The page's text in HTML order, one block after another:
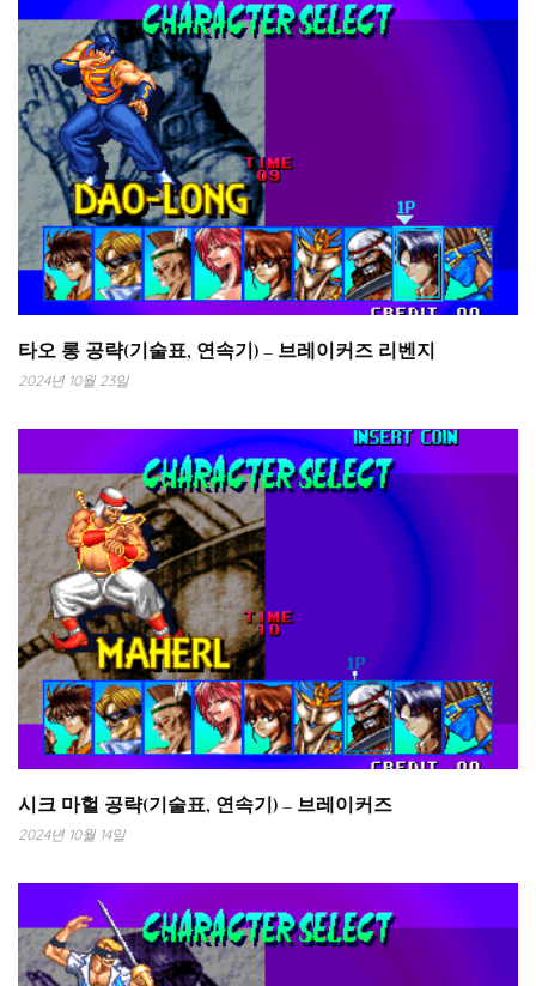
타오 롱 공략(기술표, 연속기) – 브레이커즈 리벤지
2024년 10월 23일
시크 마헐 공략(기술표, 연속기) – 브레이커즈
2024년 10월 14일